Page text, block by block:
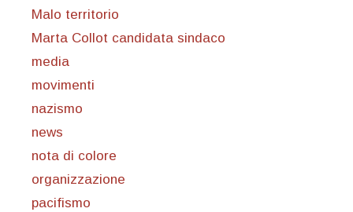
Malo territorio
Marta Collot candidata sindaco
media
movimenti
nazismo
news
nota di colore
organizzazione
pacifismo